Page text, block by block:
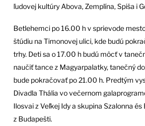
ľudovej kultúry Abova, Zemplína, Spiša i
Betlehemci po 16.00 h v sprievode
štúdiu na Timonovej ulici, kde budú
trhy. Deti sa o 17.00 h budú môcť v
naučiť tance z Magyarpalatky, tanečný
bude pokračovať po 21.00 h. Predtým
Divadla Thália vo večernom
Ilosvai z Veľkej Idy a skupina Szalonna és
z Budapešti.